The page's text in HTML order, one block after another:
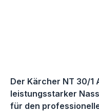
Der Kärcher NT 30/1
leistungsstarker
für den